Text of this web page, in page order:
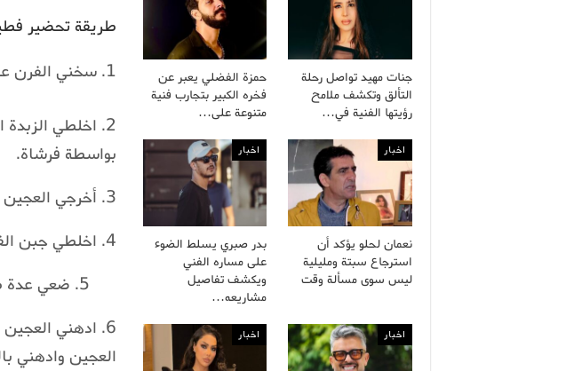
طريقة تحضير
1. سخني الفرن على حرارة 180 درجة.
2. اخلطي
بواسطة فرشاة.
3. أخرجي العجين من الفريزر قبل نصف ساعة على الأقل.
4. اخلطي جبن الفيتا والبقدونس والملح والفلفل.
5. ضعي عدة طبقات من شرائح العجينة في الصينية المجهزة.
6. ادهني
العجين وادهني
جنات مهيد تواصل رحلة
التألق وتكشف ملامح
رؤيتها الفنية في…
حمزة الفضلي يعبر عن
فخره الكبير بتجارب فنية
متنوعة على…
اخبار
نعمان لحلو يؤكد أن
استرجاع سبتة ومليلية
ليس سوى مسألة وقت
اخبار
بدر صبري يسلط الضوء
على مساره الفني
ويكشف تفاصيل
مشاريعه…
اخبار اخبار